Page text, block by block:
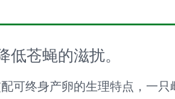
低苍蝇的滋扰。
可终身产卵的生理特点，一只